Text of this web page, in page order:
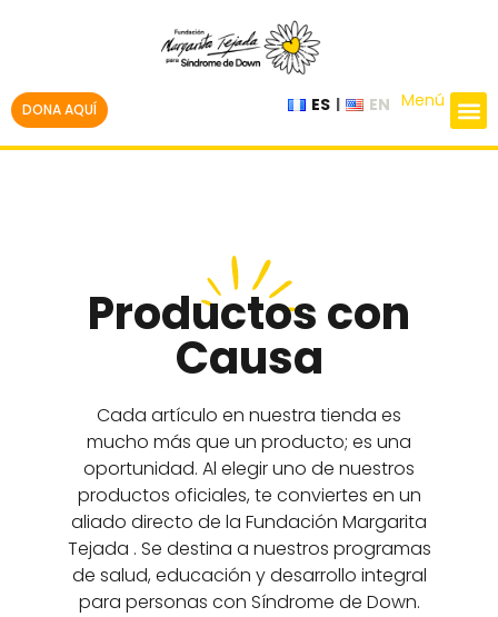
Menú
ES EN
DONA AQUÍ
Productos con
Causa
Cada artículo en nuestra tienda es
mucho más que un producto; es una
oportunidad. Al elegir uno de nuestros
productos oficiales, te conviertes en un
aliado directo de la Fundación Margarita
Tejada . Se destina a nuestros programas
de salud, educación y desarrollo integral
para personas con Síndrome de Down.